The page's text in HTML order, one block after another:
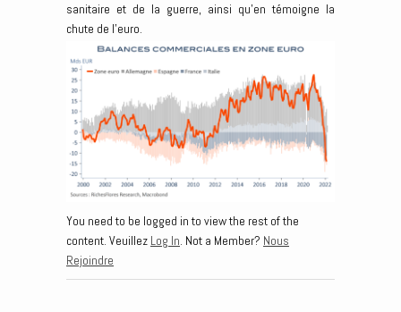
sanitaire et de la guerre, ainsi qu’en témoigne la
chute de l’euro.
You need to be logged in to view the rest of the
content. Veuillez Log In. Not a Member? Nous
Rejoindre